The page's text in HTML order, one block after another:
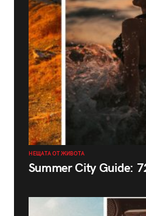
НЕЩАТА ОТ ЖИВОТА
Summer City Guide: